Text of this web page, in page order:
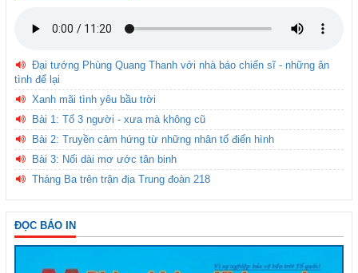
Đại tướng Phùng Quang Thanh với nhà báo chiến sĩ - những ân
tình để lại
Xanh mãi tình yêu bầu trời
Bài 1: Tổ 3 người - xưa mà không cũ
Bài 2: Truyền cảm hứng từ những nhân tố điển hình
Bài 3: Nối dài mơ ước tân binh
Tháng Ba trên trận địa Trung đoàn 218
ĐỌC BÁO IN